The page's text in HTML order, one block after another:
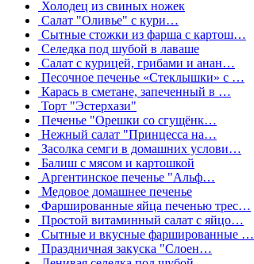
Холодец из свиных ножек
Салат "Оливье" с кури…
Сытные стожки из фарша с картош…
Селедка под шубой в лаваше
Салат с курицей, грибами и анан…
Песочное печенье «Стеклышки» с …
Карась в сметане, запеченный в …
Торт "Эстерхази"
Печенье "Орешки со сгущёнк…
Нежный салат "Принцесса на…
Засолка семги в домашних услови…
Балиш с мясом и картошкой
Аргентинское печенье "Альф…
Медовое домашнее печенье
Фаршированные яйца печенью трес…
Простой витаминный салат с яйцо…
Сытные и вкусные фаршированные …
Праздничная закуска "Слоен…